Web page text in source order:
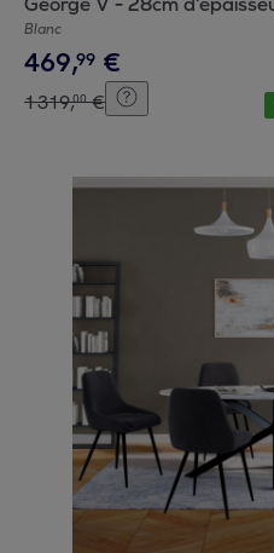
Blanc
469,99 €
1319,00 €